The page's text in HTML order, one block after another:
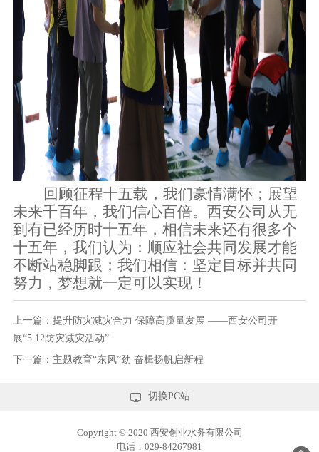
回顾征程十五载 ，我们豪情满怀；展望
未来千百年 ，我们信心百倍。 西安公司从无
到有已经历时十五年，相信未来还有很多个
十五年，我们认为：顺应社会共同发展才能
不断站稳脚跟；我们相信：坚定目标并共同
努力，梦想就一定可以实现！
上一篇： 提升防灾减灾合力 保障高质量发展 ——西安公司开
展“5.12防灾减灾活动”
下一篇： 主题教育“东风”劲 奋楫扬帆启新程
 切换PC站
Copyright © 2020 西安创业水务有限公司
电话：029-84267981